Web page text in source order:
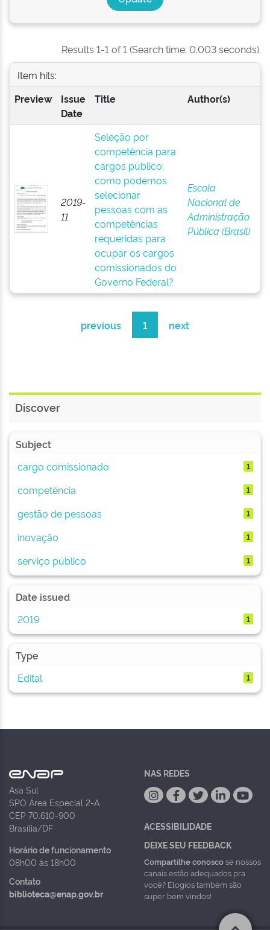
Results 1-1 of 1 (Search time: 0.003 seconds).
Item hits:
Preview
Issue
Date
Title Author(s)
2019-
11
Seleção por
competência para
cargos público:
como podemos
selecionar
pessoas com as
competências
requeridas para
ocupar os cargos
comissionados do
Governo Federal?
Escola
Nacional de
Administração
Pública (Brasil)
previous 1 next
Discover
Subject
cargo comissionado
1
competência 1
gestão de pessoas 1
inovação 1
serviço público 1
Date issued
2019
1
Type
Edital
1
Asa Sul
SPO Área Especial 2-A
CEP 70.610-900
Brasília/DF
Horário de funcionamento
08h00 às 18h00
Contato
biblioteca@enap.gov.br
NAS REDES
ACESSIBILIDADE
DEIXE SEU FEEDBACK
Compartilhe conoscose nossos
canais estão adequados pra
você? Elogios também são
super bem vindos!